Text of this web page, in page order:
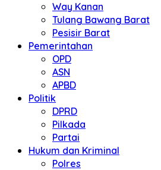
Way Kanan
Tulang Bawang Barat
Pesisir Barat
Pemerintahan
OPD
ASN
APBD
Politik
DPRD
Pilkada
Partai
Hukum dan Kriminal
Polres